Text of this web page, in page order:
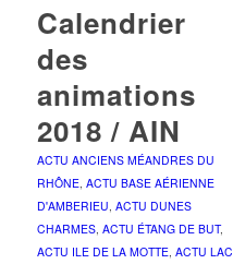
Calendrier
des
animations
2018 / AIN
ACTU ANCIENS MÉANDRES DU
RHÔNE, ACTU BASE AÉRIENNE
D'AMBERIEU ACTU DUNES
CHARMES, ACTU ÉTANG DE BUT,
ACTU ILE DE LA MOTTE, ACTU LAC